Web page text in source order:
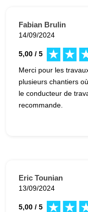
Fabian Brulin
14/09/2024
5,00 / 5
Merci pour les
plusieurs chantiers
le conducteur de
recommande.
Eric Tounian
13/09/2024
5,00 / 5